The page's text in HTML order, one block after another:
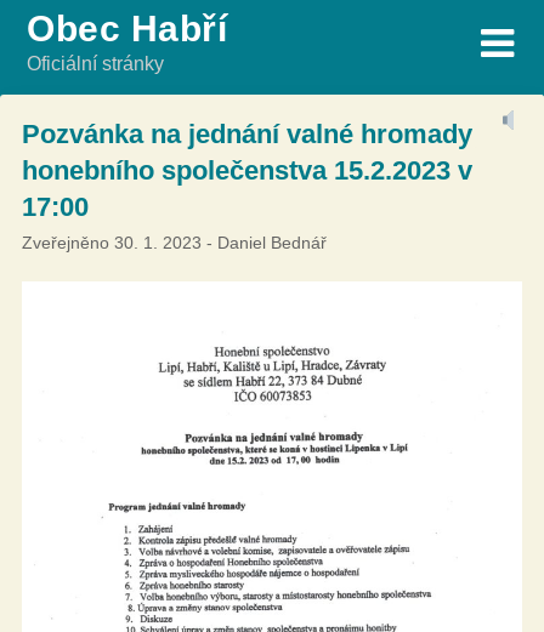
Skip
content
Obec Habří
Oficiální stránky
Pozvánka na jednání valné hromady
honebního společenstva 15.2.2023 v
17:00
Zveřejněno 30. 1. 2023 - Daniel Bednář